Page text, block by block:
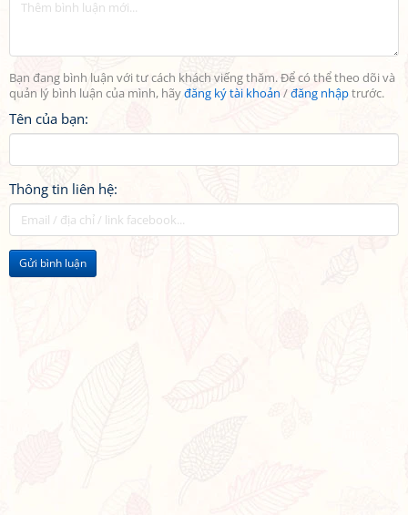
Bạn đang bình luận với tư cách khách viếng thăm. Để có thể theo dõi và
quản lý bình luận của mình, hãyđăng ký tài khoản /đăng nhậptrước.
Tên của bạn:
Thông tin liên hệ:
Gửi bình luận